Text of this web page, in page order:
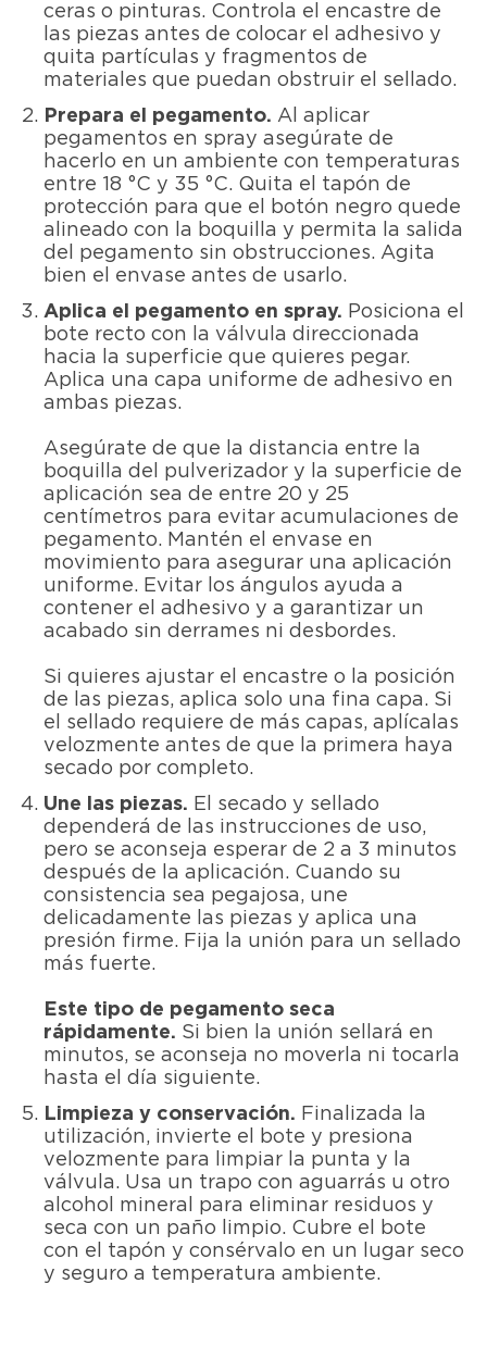
ceras o pinturas. Controla el encastre de
las piezas antes de colocar el adhesivo y
quita partículas y fragmentos de
materiales que puedan obstruir el sellado.
Prepara el pegamento. Al aplicar
pegamentos en spray asegúrate de
hacerlo en un ambiente con temperaturas
entre 18 °C y 35 °C. Quita el tapón de
protección para que el botón negro quede
alineado con la boquilla y permita la salida
del pegamento sin obstrucciones. Agita
bien el envase antes de usarlo.
Aplica el pegamento en spray. Posiciona el
bote recto con la válvula direccionada
hacia la superficie que quieres pegar.
Aplica una capa uniforme de adhesivo en
ambas piezas.
Asegúrate de que la distancia entre la
boquilla del pulverizador y la superficie de
aplicación sea de entre 20 y 25
centímetros para evitar acumulaciones de
pegamento. Mantén el envase en
movimiento para asegurar una aplicación
uniforme. Evitar los ángulos ayuda a
contener el adhesivo y a garantizar un
acabado sin derrames ni desbordes.
Si quieres ajustar el encastre o la posición
de las piezas, aplica solo una fina capa. Si
el sellado requiere de más capas, aplícalas
velozmente antes de que la primera haya
secado por completo.
Une las piezas. El secado y sellado
dependerá de las instrucciones de uso,
pero se aconseja esperar de 2 a 3 minutos
después de la aplicación. Cuando su
consistencia sea pegajosa, une
delicadamente las piezas y aplica una
presión firme. Fija la unión para un sellado
más fuerte.
Este tipo de pegamento seca
rápidamente. Si bien la unión sellará en
minutos, se aconseja no moverla ni tocarla
hasta el día siguiente.
Limpieza y conservación. Finalizada la
utilización, invierte el bote y presiona
velozmente para limpiar la punta y la
válvula. Usa un trapo con aguarrás u otro
alcohol mineral para eliminar residuos y
seca con un paño limpio. Cubre el bote
con el tapón y consérvalo en un lugar seco
y seguro a temperatura ambiente.